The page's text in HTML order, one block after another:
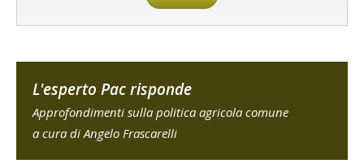
L'esperto Pac risponde
Approfondimenti sulla politica agricola comune
a cura di Angelo Frascarelli